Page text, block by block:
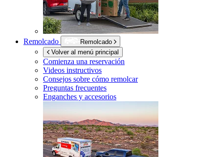
Remolcado
Remolcado
Volver al menú principal
Comienza una reservación
Videos instructivos
Consejos sobre cómo remolcar
Preguntas frecuentes
Enganches y accesorios